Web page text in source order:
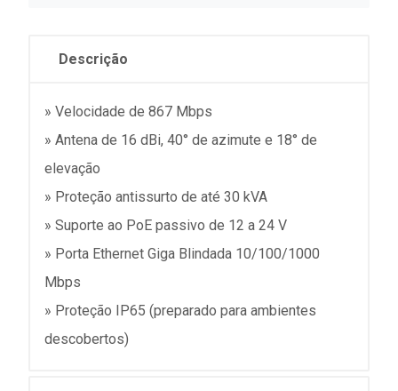
Descrição
» Velocidade de 867 Mbps
» Antena de 16 dBi, 40° de azimute e 18° de
elevação
» Proteção antissurto de até 30 kVA
» Suporte ao PoE passivo de 12 a 24 V
» Porta Ethernet Giga Blindada 10/100/1000
Mbps
» Proteção IP65 (preparado para ambientes
descobertos)